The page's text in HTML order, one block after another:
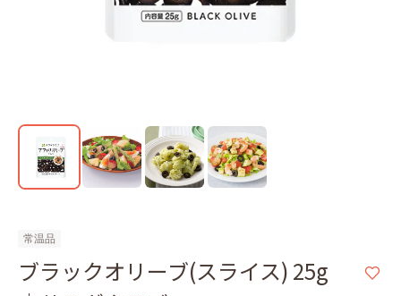
常温品
ブラックオリーブ(スライス) 25g